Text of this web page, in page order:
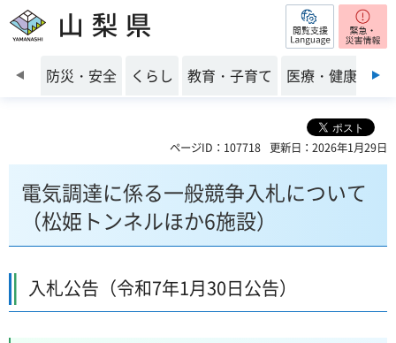
山梨県 閲覧支援
前のスライドを表示
防災・安全 くらし 教育・子育て 医療・健康・福
ページID：107718 更新日：2026年1月29日
電気調達に係る一般競争入札について
（松姫トンネルほか6施設）
入札公告（令和7年1月30日公告）